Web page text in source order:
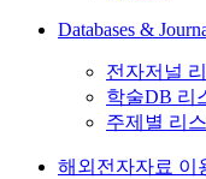
Databases &
전자저널
학술DB 리
주제별 리
해외전자자료 이